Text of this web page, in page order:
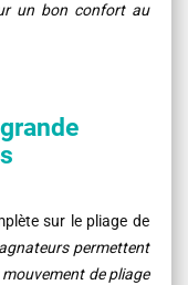
un bon confort au
sur le pliage de
permettent
de pliage